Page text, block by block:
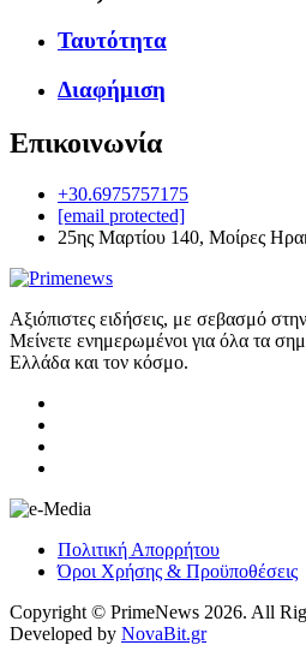
Ταυτότητα
Διαφήμιση
Επικοινωνία
+30.6975757175
[email protected]
25ης Μαρτίου 140, Μοίρες
Αξιόπιστες ειδήσεις, με σεβασμό
Μείνετε ενημερωμένοι για όλα τα
Ελλάδα και τον κόσμο.
Πολιτική Απορρήτου
Όροι Χρήσης & Προϋποθέσεις
Copyright © PrimeNews 2026. All
Developed by NovaBit.gr